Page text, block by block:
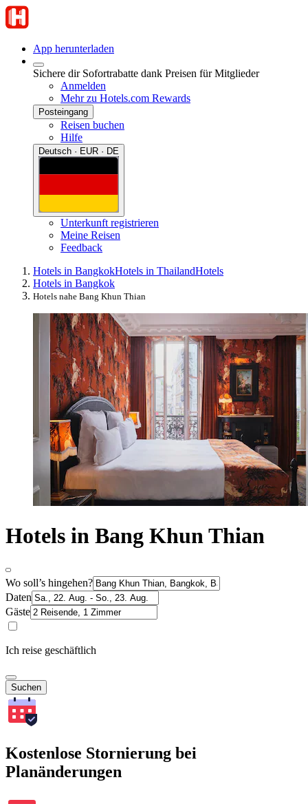
App herunterladen
Sichere dir Sofortrabatte dank Preisen für Mitglieder
Anmelden
Mehr zu Hotels.com Rewards
Posteingang
Reisen buchen
Hilfe
Deutsch · EUR · DE
Unterkunft registrieren
Meine Reisen
Feedback
Hotels in BangkokHotels in ThailandHotels
Hotels in Bangkok
Hotels nahe Bang Khun Thian
Hotels in Bang Khun Thian
Wo soll’s hingehen?
Daten
Gäste
Ich reise geschäftlich
Suchen
Kostenlose Stornierung bei
Planänderungen